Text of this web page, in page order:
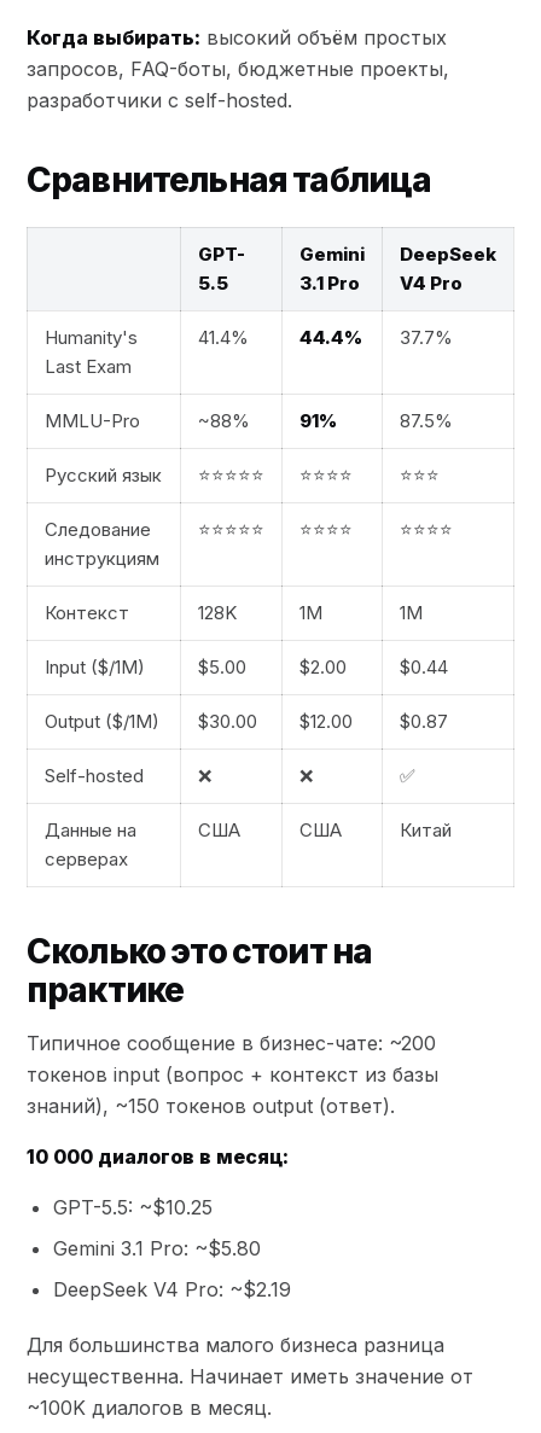
Когда выбирать: высокий объём простых
запросов, FAQ-боты, бюджетные проекты,
разработчики с self-hosted.
Сравнительная таблица
GPT-
5.5
Gemini
3.1 Pro
DeepSeek
V4 Pro
Humanity's
Last Exam
41.4% 44.4% 37.7%
MMLU-Pro ~88% 91% 87.5%
Русский язык ⭐⭐⭐⭐⭐ ⭐⭐⭐⭐ ⭐⭐⭐
Следование
инструкциям
⭐⭐⭐⭐⭐ ⭐⭐⭐⭐ ⭐⭐⭐⭐
Контекст 128K 1M 1M
Input ($/1M) $5.00 $2.00 $0.44
Output ($/1M) $30.00 $12.00 $0.87
Self-hosted ❌ ❌ ✅
Данные на
серверах
США США Китай
Сколько это стоит на
практике
Типичное сообщение в бизнес-чате: ~200
токенов input (вопрос + контекст из базы
знаний), ~150 токенов output (ответ).
10 000 диалогов в месяц:
GPT-5.5: ~$10.25
Gemini 3.1 Pro: ~$5.80
DeepSeek V4 Pro: ~$2.19
Для большинства малого бизнеса разница
несущественна. Начинает иметь значение от
~100K диалогов в месяц.